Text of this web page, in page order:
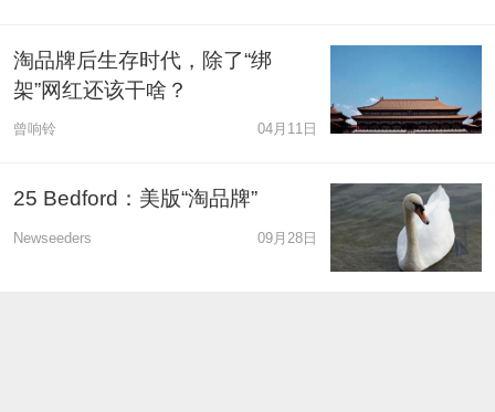
淘品牌后生存时代，除了“绑
架”网红还该干啥？
曾响铃 04月11日
25 Bedford：美版“淘品牌”
Newseeders 09月28日